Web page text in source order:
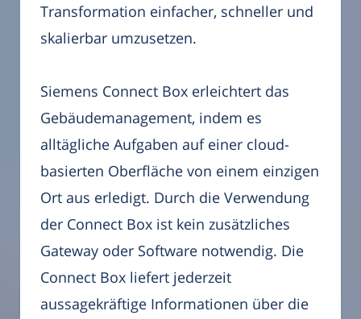
Transformation einfacher, schneller und
skalierbar umzusetzen.
Siemens Connect Box erleichtert das
Gebäudemanagement, indem es
alltägliche Aufgaben auf einer cloud-
basierten Oberfläche von einem einzigen
Ort aus erledigt. Durch die Verwendung
der Connect Box ist kein zusätzliches
Gateway oder Software notwendig. Die
Connect Box liefert jederzeit
aussagekräftige Informationen über die